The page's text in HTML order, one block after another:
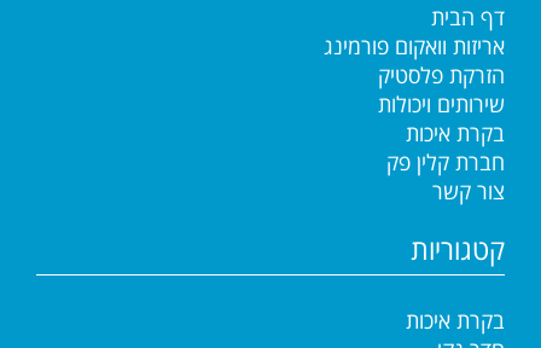
דף הבית
אריזות וואקום פורמינג
הזרקת פלסטיק
שירותים ויכולות
בקרת איכות
חברת קלין פק
צור קשר
קטגוריות
בקרת איכות